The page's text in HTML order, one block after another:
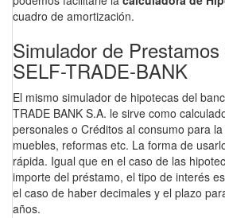
cuadro de amortización.
Simulador de
SELF-TRADE-BANK
El mismo simulador de hipotecas del
TRADE BANK S.A. le sirve como
personales o Créditos al consumo para
muebles, reformas etc. La forma de
rápida. Igual que en el caso de las
importe del préstamo, el tipo de interés
el caso de haber decimales y el plazo
años.